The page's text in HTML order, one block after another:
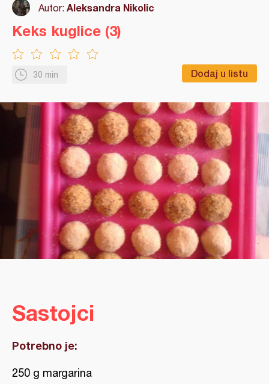
Autor: Aleksandra Nikolic
30 min Dodaj u listu
Keks kuglice (3)
Sastojci
Potrebno je:
250 g margarina